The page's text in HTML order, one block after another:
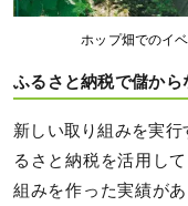
ホップ畑でのイ
ふるさと納税で儲か
新しい取り組みを実
るさと納税を活用し
組みを作った実績が